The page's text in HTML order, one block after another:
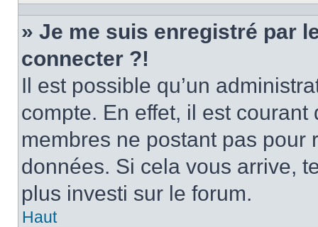
» Je me suis enregistré par
connecter ?!
Il est possible qu’un
compte. En effet, il est
membres ne postant pas
données. Si cela vous arrive,
plus investi sur le forum.
Haut